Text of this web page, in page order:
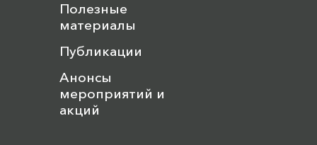
Полезные
материалы
Публикации
Анонсы
мероприятий и
акций